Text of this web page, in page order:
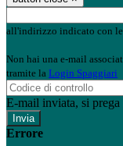
all'indirizzo indicato con le
Non hai una e-mail
tramite la Login Spaggiari
E-mail inviata, si
Errore